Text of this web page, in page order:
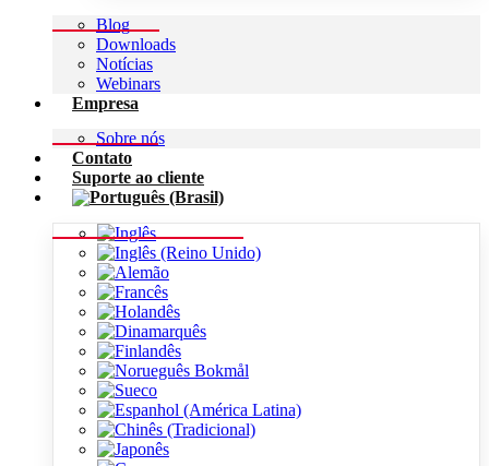
Blog
Downloads
Notícias
Webinars
Empresa
Sobre nós
Contato
Suporte ao cliente